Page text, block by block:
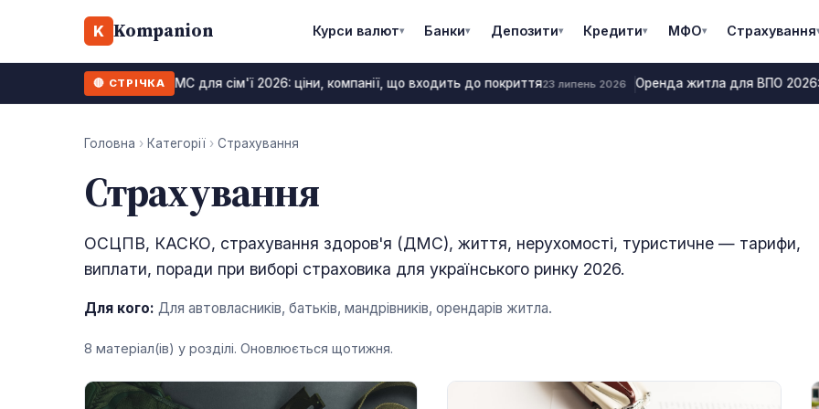
K Kompanion Курси валют▾ Банки▾ Депозити▾ Кредити▾ МФО▾ Страхування
🔴 СТРІЧКА
24 липень 2026 ДМС для сім'ї 2026: ціни, компанії, що входить до покриття23 липень 2026 Оренда житла для ВПО 2026:
Головна › Категорії › Страхування
Страхування
ОСЦПВ, КАСКО, страхування здоров'я (ДМС), життя, нерухомості, туристичне — тарифи,
виплати, поради при виборі страховика для українського ринку 2026.
Для кого: Для автовласників, батьків, мандрівників, орендарів житла.
8 матеріал(ів) у розділі. Оновлюється щотижня.